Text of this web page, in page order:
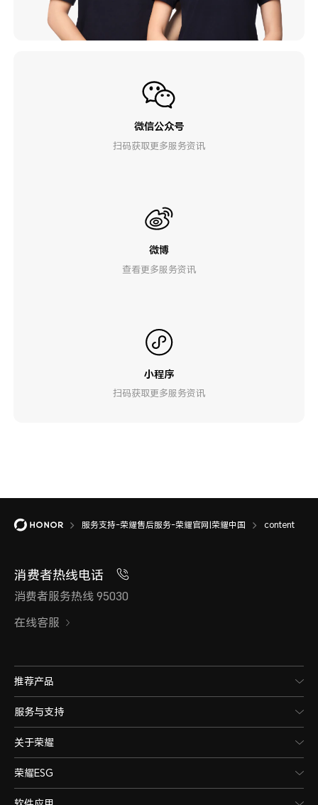
微信公众号
扫码获取更多服务资讯
微博
查看更多服务资讯
小程序
扫码获取更多服务资讯
服务支持-荣耀售后服务-荣耀官网|荣耀中国 content
消费者热线电话
消费者服务热线 95030
在线客服
推荐产品
服务与支持
关于荣耀
荣耀ESG